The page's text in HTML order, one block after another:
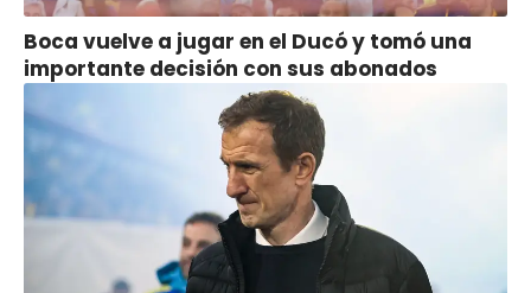
Boca vuelve a jugar en el Ducó y tomó una
importante decisión con sus abonados